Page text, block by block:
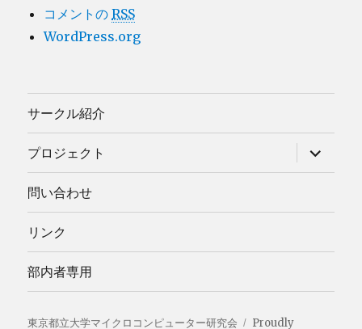
コメントのRSS
WordPress.org
サークル紹介
プロジェクト サ
ブ
メ
ー
開
問い合わせ
リンク
部内者専用
東京都立大学マイクロコンピューター研究会
Proudly